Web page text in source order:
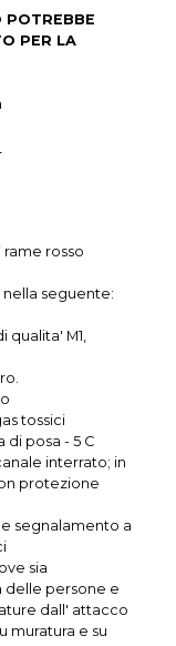
POTREBBE
PER LA
rosso
seguente:
qualita' M1,
tossici
di posa - 5 C
interrato; in
protezione
segnalamento a
sia
delle persone e
dall' attacco
muratura e su